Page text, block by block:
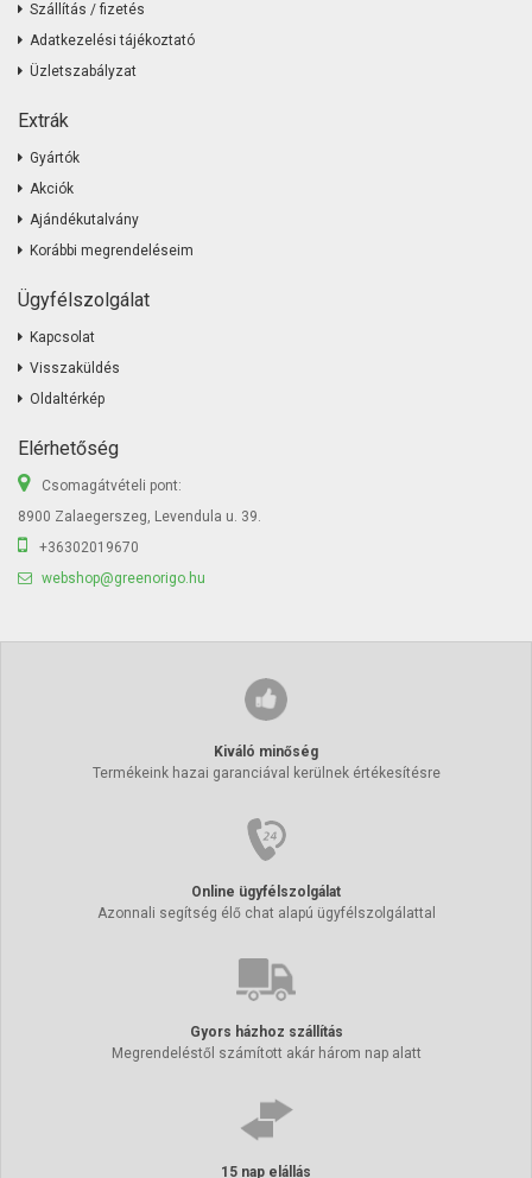
Szállítás / fizetés
Adatkezelési tájékoztató
Üzletszabályzat
Extrák
Gyártók
Akciók
Ajándékutalvány
Korábbi megrendeléseim
Ügyfélszolgálat
Kapcsolat
Visszaküldés
Oldaltérkép
Elérhetőség
Csomagátvételi pont:
8900 Zalaegerszeg, Levendula u. 39.
+36302019670
webshop@greenorigo.hu
Kiváló minőség
Termékeink hazai garanciával kerülnek értékesítésre
Online ügyfélszolgálat
Azonnali segítség élő chat alapú ügyfélszolgálattal
Gyors házhoz szállítás
Megrendeléstől számított akár három nap alatt
15 nap elállás